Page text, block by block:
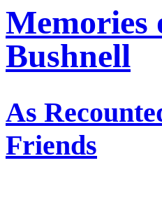
Memories
Bushnell
As
Friends